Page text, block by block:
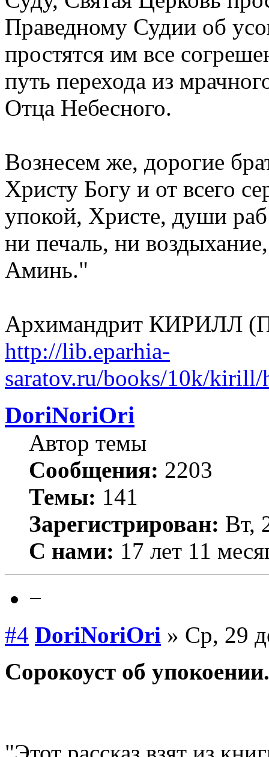
Праведному Судии об
простятся им все
путь перехода из
Отца Небесного.
Вознесем же, дорогие
Христу Богу и от всего
упокой, Христе, души
ни печаль, ни
Аминь."
Архимандрит КИРИЛЛ
http://lib.eparhia-
saratov.ru/books/10k/
DoriNoriOri
Автор темы
Сообщения: 2203
Темы: 141
Зарегистрирован: Вт,
С нами: 17 лет 11
−
#4 DoriNoriOri » Ср, 29
Сорокоуст об